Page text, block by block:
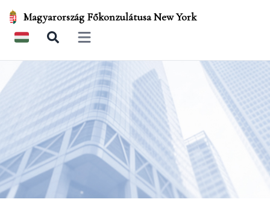
Magyarország Főkonzulátusa New York
Open main menu